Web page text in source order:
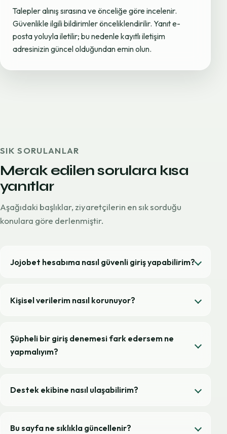
Talepler alınış sırasına ve önceliğe göre incelenir.
Güvenlikle ilgili bildirimler önceliklendirilir. Yanıt e-
posta yoluyla iletilir; bu nedenle kayıtlı iletişim
adresinizin güncel olduğundan emin olun.
SIK SORULANLAR
Merak edilen sorulara kısa
yanıtlar
Aşağıdaki başlıklar, ziyaretçilerin en sık sorduğu
konulara göre derlenmiştir.
Jojobet hesabıma nasıl güvenli giriş yapabilirim?
Kişisel verilerim nasıl korunuyor?
Şüpheli bir giriş denemesi fark edersem ne
yapmalıyım?
Destek ekibine nasıl ulaşabilirim?
Bu sayfa ne sıklıkla güncellenir?